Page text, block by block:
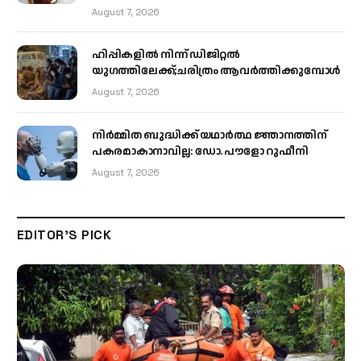
August 7, 2026
ഹിപ്പികളില്‍ നിന്ന് ഡിജിറ്റല്‍
യുഗത്തിലേക്ക്;ചരിത്രം ആവര്‍ത്തിക്കുമ്പോള്‍
August 7, 2026
നിർമ്മിത ബുദ്ധിക്ക് യഥാർത്ഥ ജ്ഞാനത്തിന്
പകരമാകാനാവില്ല: ഡോ. പൗളോ റുഫീനി
August 7, 2026
EDITOR'S PICK